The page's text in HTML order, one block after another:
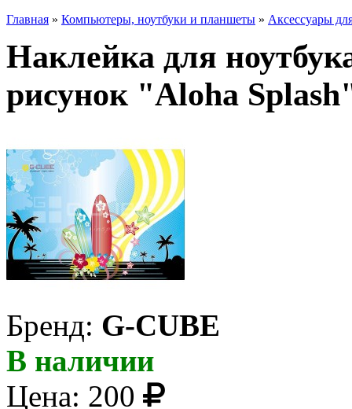
Главная » Компьютеры, ноутбуки и планшеты » Аксессуары
Наклейка для
рисунок "Aloha
Бренд: G-CUBE
В наличии
Цена: 200